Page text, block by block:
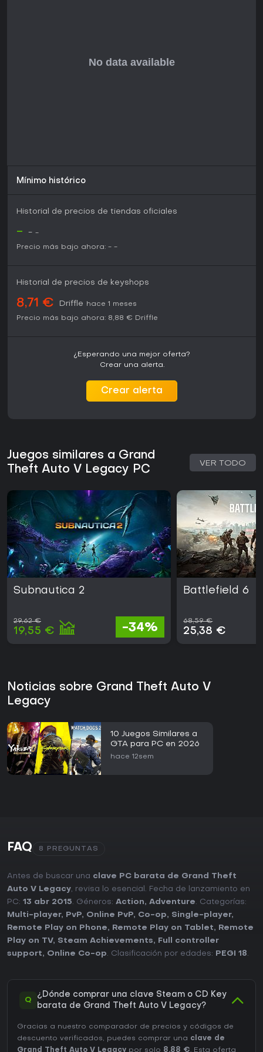
Mínimo histórico
Historial de precios de tiendas oficiales
- - -
Precio más bajo ahora: - -
Historial de precios de keyshops
8,71 € Driffle
hace 1 meses
Precio más bajo ahora: 8,88 € Driffle
¿Esperando una mejor oferta?
Crear una alerta.
Crear alerta
Juegos similares a Grand
Theft Auto V Legacy PC
VER TODO
Subnautica 2
29,62 €
19,55 € -34%
Battlefield 6
68,59 €
25,38 €
Noticias sobre Grand Theft Auto V
Legacy
10 Juegos Similares a
GTA para PC en 2026
hace 12sem
FAQ 8 PREGUNTAS
Antes de buscar una clave PC barata de Grand Theft
Auto V Legacy, revisa lo esencial. Fecha de lanzamiento en
PC: 13 abr 2015. Géneros: Action, Adventure. Categorías:
Multi-player, PvP, Online PvP, Co-op, Single-player,
Remote Play on Phone, Remote Play on Tablet,
Remote
Play on TV, Steam Achievements,
Full controller
support, Online Co-op. Clasificación por edades: PEGI 18.
Q
¿Dónde comprar una clave Steam o CD Key
barata de Grand Theft Auto V Legacy?
Gracias a nuestro comparador de precios y códigos de
descuento verificados, puedes comprar una clave de
Grand Theft Auto V Legacy por solo 8,88 €. Esta oferta